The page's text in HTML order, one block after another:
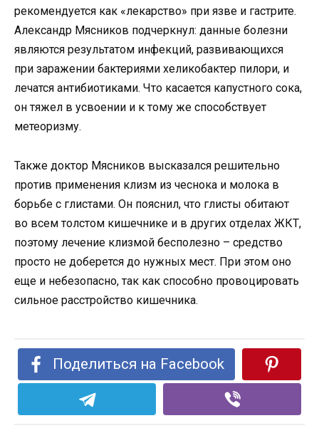
рекомендуется как «лекарство» при язве и гастрите.
Александр Мясников подчеркнул: данные болезни
являются результатом инфекций, развивающихся
при заражении бактериями хеликобактер пилори, и
лечатся антибиотиками. Что касается капустного сока,
он тяжел в усвоении и к тому же способствует
метеоризму.
Также доктор Мясников высказался решительно
против применения клизм из чеснока и молока в
борьбе с глистами. Он пояснил, что глисты обитают
во всем толстом кишечнике и в других отделах ЖКТ,
поэтому лечение клизмой бесполезно – средство
просто не доберется до нужных мест. При этом оно
еще и небезопасно, так как способно провоцировать
сильное расстройство кишечника.
Поделиться на Facebook